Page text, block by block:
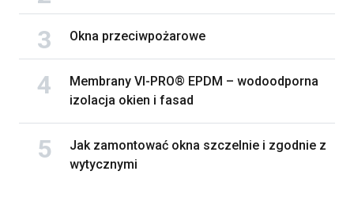
Okna przeciwpożarowe
Membrany VI-PRO® EPDM – wodoodporna
izolacja okien i fasad
Jak zamontować okna szczelnie i zgodnie z
wytycznymi